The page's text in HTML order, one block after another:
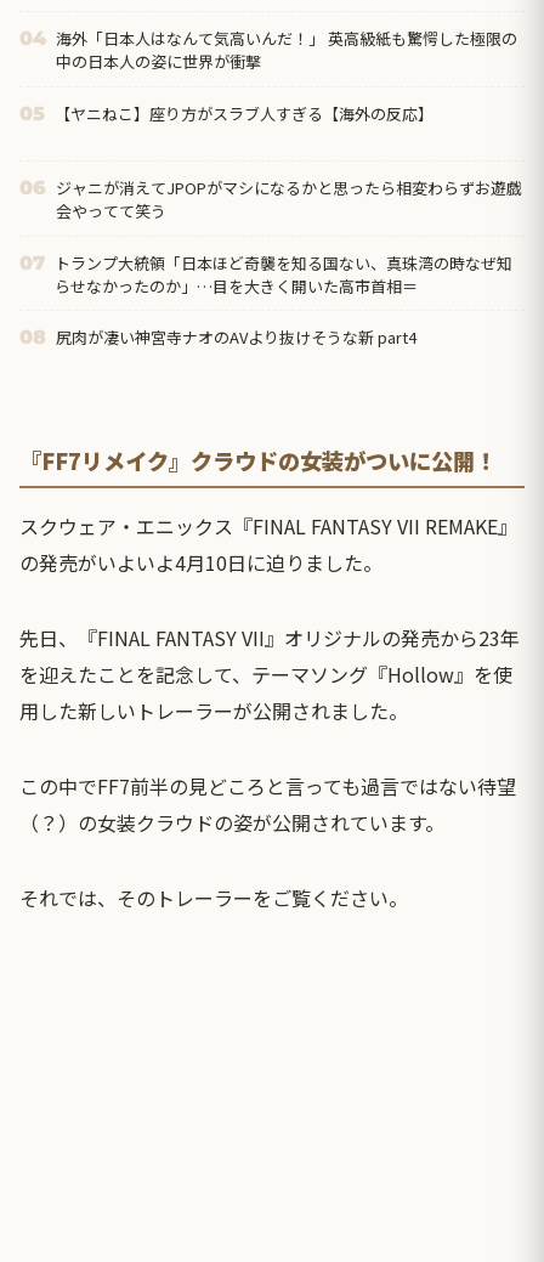
04 海外「日本人はなんて気高いんだ！」 英高級紙も驚愕した極限の
中の日本人の姿に世界が衝撃
05 【ヤニねこ】座り方がスラブ人すぎる【海外の反応】
06 ジャニが消えてJPOPがマシになるかと思ったら相変わらずお遊戯
会やってて笑う
07
トランプ大統領「日本ほど奇襲を知る国ない、真珠湾の時なぜ知
らせなかったのか」…目を大きく開いた高市首相＝
08 尻肉が凄い神宮寺ナオのAVより抜けそうな新 part4
『FF7リメイク』クラウドの女装がついに公開！
スクウェア・エニックス『FINAL FANTASY VII REMAKE』
の発売がいよいよ4月10日に迫りました。
先日、『FINAL FANTASY VII』オリジナルの発売から23年
を迎えたことを記念して、テーマソング『Hollow』を使
用した新しいトレーラーが公開されました。
この中でFF7前半の見どころと言っても過言ではない待望
（？）の女装クラウドの姿が公開されています。
それでは、そのトレーラーをご覧ください。